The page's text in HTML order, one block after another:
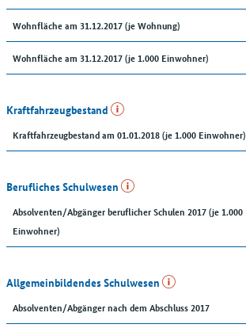
Wohnfläche am 31.12.2017 (je Wohnung)
Wohnfläche am 31.12.2017 (je 1.000 Einwohner)
Kraftfahrzeugbestand
Kraftfahrzeugbestand am 01.01.2018 (je 1.000 Einwohner)
Berufliches Schulwesen
Absolventen/Abgänger beruflicher Schulen 2017 (je 1.000
Einwohner)
Allgemeinbildendes Schulwesen
Absolventen/Abgänger nach dem Abschluss 2017